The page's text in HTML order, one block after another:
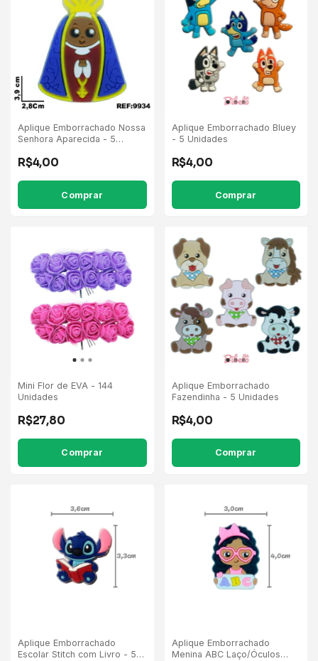
Aplique Emborrachado Nossa
Senhora Aparecida - 5
R$4,00
Aplique Emborrachado Bluey
- 5 Unidades
R$4,00
Comprar
Mini Flor de EVA - 144
Unidades
R$27,80
Comprar
Aplique Emborrachado
Fazendinha - 5 Unidades
R$4,00
Comprar
Aplique Emborrachado
Escolar Stitch com Livro - 5
Aplique Emborrachado
Menina ABC Laço/Óculos